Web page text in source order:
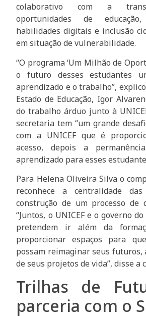
colaborativo com a
oportunidades de
habilidades digitais e inclusão
em situação de vulnerabilidade.
“O programa ‘Um Milhão de
o futuro desses estudantes
aprendizado e o trabalho”,
Estado de Educação, Igor
do trabalho árduo junto à
secretaria tem “um grande
com a UNICEF que é
acesso, depois a
aprendizado para esses
Para Helena Oliveira Silva o
reconhece a centralidade
construção de um processo de
“Juntos, o UNICEF e o governo
pretendem ir além da
proporcionar espaços para
possam reimaginar seus futuros,
de seus projetos de vida”, disse a
Trilhas de
parceria com o